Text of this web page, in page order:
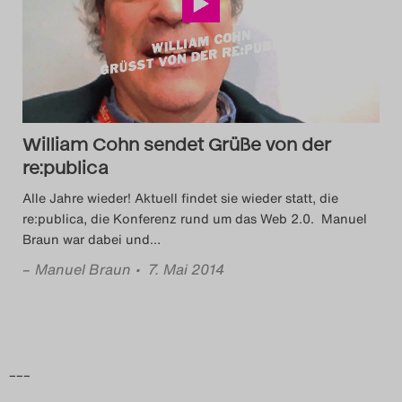
Das Theatertreffen-Blog
2014
Das Theatertreffen-Blog
2015
Das Theatertreffen-Blog
2016
Das Theatertreffen-Blog
William Cohn sendet Grüße von der
re:publica
Alle Jahre wieder! Aktuell findet sie wieder statt, die
re:publica, die Konferenz rund um das Web 2.0. Manuel
Braun war dabei und…
– Manuel Braun • 7. Mai 2014
–––